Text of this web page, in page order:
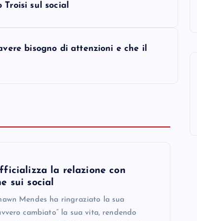
Troisi sul social
bisogno di attenzioni e che il
la relazione con
sui social
Mendes ha ringraziato la sua
cambiato” la sua vita, rendendo